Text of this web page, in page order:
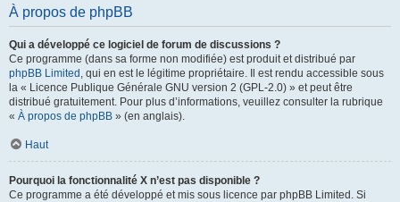
À propos de phpBB
Qui a développé ce logiciel de forum de discussions ?
Ce programme (dans sa forme non modifiée) est produit et distribué par
phpBB Limited , qui en est le légitime propriétaire. Il est rendu accessible sous
la « Licence Publique Générale GNU version 2 (GPL-2.0) » et peut être
distribué gratuitement. Pour plus d’informations, veuillez consulter la rubrique
« À propos de phpBB » (en anglais).
Haut
Pourquoi la fonctionnalité X n’est pas disponible ?
Ce programme a été développé et mis sous licence par phpBB Limited. Si